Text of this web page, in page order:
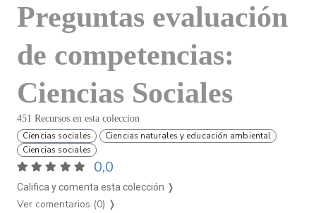
Preguntas evaluación
de competencias:
Ciencias Sociales
451 Recursos en esta coleccion
Ciencias sociales
Ciencias naturales y educación ambiental
Ciencias sociales
0,0
Califica y comenta esta colección ❭
Ver comentarios (0) ❭